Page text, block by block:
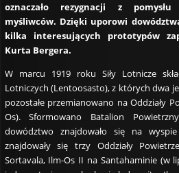
oznaczało rezygnacji z pomysłu
myśliwców. Dzięki uporowi
kilka interesujących prototypów
Kurta Bergera.
W marcu 1919 roku Siły Lotnicze
Lotniczych (Lentoosasto), z których dwa
pozostałe przemianowano na Oddziały
Os). Sformowano Batalion
dowództwo znajdowało się na
znajdowały się trzy Oddziały
Sortavala, Ilm-Os II na Santahaminie (w